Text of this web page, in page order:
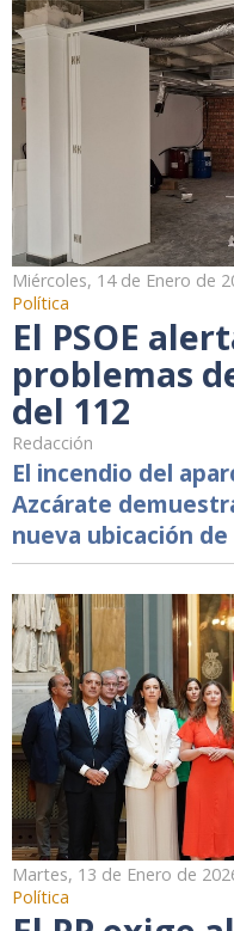
Miércoles, 14 de Enero de
Política
El PSOE
problemas
del 112
Redacción
El incendio del
Azcárate
nueva ubicación
Martes, 13 de Enero de
Política